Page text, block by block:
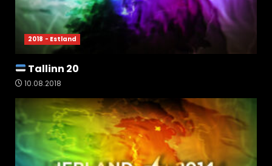
2018 - Estland
Tallinn 20
10.08.2018